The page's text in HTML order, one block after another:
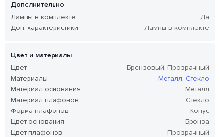
Дополнительно
Лампы в комплекте
Да
Доп. характеристики
Лампы в комплекте
Цвет и материалы
Цвет
Бронзовый, Прозрачный
Материалы
Металл, Стекло
Материал основания
Металл
Материал плафонов
Стекло
Форма плафонов
Конус
Цвет основания
Бронза
Цвет плафонов
Прозрачный